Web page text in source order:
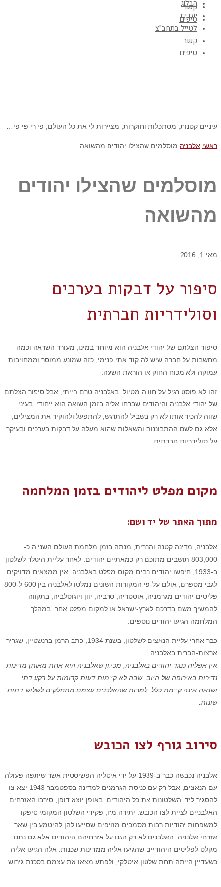
קשר
טיפים
הבלוג
יעדים
לטייל בתחב"צ
קשר
טיפים
עיניים קטנות, מסתכלות וחוקרות, מציירות לי את כל העולם, פי רי פי פי…
ראשי אלבניה מוסלמים שהצילו יהודים מהשואה
מוסלמים שהצילו יהודים
מהשואה
מאי 1, 2016
סיפור על דבקות בערכים
וסולידריות חברתית
סיפור הצלתם של יהודי אלבניה הוא מיוחד במינו, מעורר השראה וכמה
מחשבות על חברה שיש לה קוד אתי פנימי, כזה שמונע ממוסר וממחויבות
עמוקה ולא מכוח החוק או הוראת השעה.
זהו לא פוסט רגיל על חוויה מטיול. באלבניה טרם הייתי, אבל סיפור הצלתם
של יהודי אלבניה והיהודים שברחו אליה בזמן השואה הוא ייחודי. בעיני
שווה להכיר אותו לא רק בשביל להתרגש, להתפעל ולהוקיר את המצילים,
אלא גם לשם ההתבוננות והשאלות שהוא מעלה על דבקות בערכים ובעיקר
על סולידריות חברתית.
מקום מפלט ליהודים בזמן המלחמה
מתוך האתר של יד ושם:
אלבניה, מדינה קטנה והררית, מנתה בזמן מלחמת העולם השנייה כ-
803,000 תושבים מתוכם רק כמאתיים יהודים. לאחר עליית היטלר לשלטון
ב-1933, חיפשו יהודים רבים מקום מפלט באלבניה. אין ממצאים מדויקים
לגבי מספרם, אולם על-פי המקורות השונים נמלטו לאלבניה בין 600 ל-800
פליטים יהודים מגרמניה, אוסטריה, סרביה, יוון ויוגוסלביה, בתקווה
להמשיך משם בדרכם לארץ-ישראל או למקום מפלט אחר. במהלך
המלחמה הגיעו יהודים נוספים.
כבר אחרי עליית הנאצים לשלטון, בשנת 1934, כתב הרמן ברנשטיין, שגריר
ארצות-הברית באלבניה:
אין אפליה כנגד יהודים באלבניה, מכיוון שאלבניה היא אחת מאותן מדינות
נדירות באירופה של היום, שבה לא קיימות דעות קדומות על רקע דתי
ושנאה אינה קיימת כלל, למרות שהאלבנים עצמם מתחלקים לשלוש דתות
שונות.
סירוב גורף לצו הכובש
אלבניה נכבשה כבר ב-1939 על ידי איטליה הפשיסטית אשר שיתפה פעולה
עם הנאצים, אבל רק עם כניסת הגרמנים למדינה בספטמבר 1943 יצא צו
להסגיר לידי השלטונות את כל היהודים. באופן יוצא דופן, סירבו האזרחים
האלבניים לציית לצו הכובש. יתירה מזו, פקידי השלטון המקומי סיפקו
למשפחות יהודיות רבות מסמכים מזויפים שסייעו להן להיטמע בין שאר
אזרחי אלבניה. האלבנים לא רק הגנו על אזרחיהם היהודים אלא גם נתנו
מקלט לפליטים היהודיים שהגיעו אליה ממדינות שכנות. אלה הגיעו אליה
כשעדיין הייתה תחת שלטון איטלקי, ולפתע מצאו את עצמם בסכנת גירוש.